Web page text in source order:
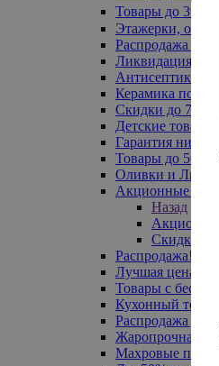
Товары до 399₽
Этажерки,
Распродажа
Ликвидация до
Антисептики
Керамика по 129
Скидки до 70%
Детские товары
Гарантия
Товары до 500
Оливки и
Акционные
Назад
Скидка
Распродажа!
Лучшая цена
Товары с
Кухонный
Распродажа до -
Жаропрочная
Махровые